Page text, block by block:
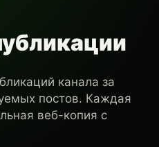
канала за
постов. Каждая
веб-копия с